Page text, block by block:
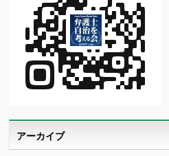
アーカイブ